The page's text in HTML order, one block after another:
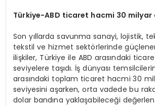
Türkiye-ABD ticaret hacmi 30 milyar
Son yıllarda savunma sanayi, lojistik,
tekstil ve hizmet sektörlerinde
ilişkiler, Türkiye ile ABD arasındaki
seviyelere taşıdı. İş dünyası
arasındaki toplam ticaret hacmi 30
seviyesini aşarken, orta vadede bu
dolar bandına yaklaşabileceği